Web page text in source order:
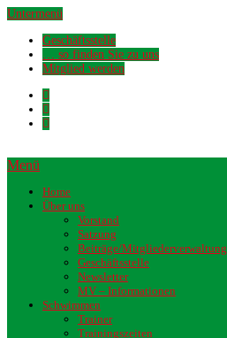
Untermenü
Geschäftsstelle
… so finden Sie zu uns
Mitglied werden
Menü
Home
Über uns
Vorstand
Satzung
Beiträge/Mitgliederverwaltung
Geschäftsstelle
Newsletter
MV – Informationen
Schwimmen
Trainer
Trainingszeiten